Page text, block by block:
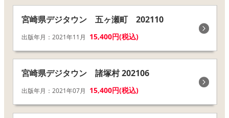
宮崎県デジタウン 五ヶ瀬町 202110
出版年月：2021年11月 15,400円(税込)
宮崎県デジタウン 諸塚村 202106
出版年月：2021年07月 15,400円(税込)